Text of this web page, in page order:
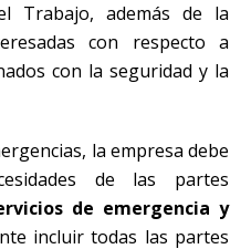
Trabajo, además de la
con respecto a
con la seguridad y la
la empresa debe
de las partes
de emergencia y
incluir todas las partes